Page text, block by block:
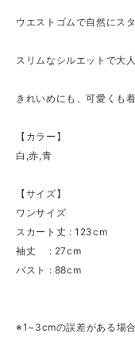
ウエストゴムで自然にス
スリムなシルエットで大
きれいめにも、可愛くも
【カラー】
白,赤,青
【サイズ】
ワンサイズ
スカート丈 : 123cm
袖丈 : 27cm
バスト : 88cm
※1~3cmの誤差がある場合